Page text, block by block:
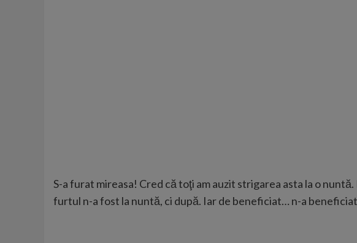
S-a furat mireasa! Cred că toţi am auzit strigarea asta la o
furtul n-a fost la nuntă, ci după. Iar de beneficiat… n-a